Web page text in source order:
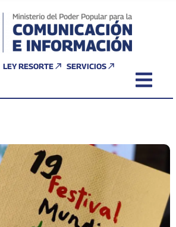
LEY RESORTE SERVICIOS